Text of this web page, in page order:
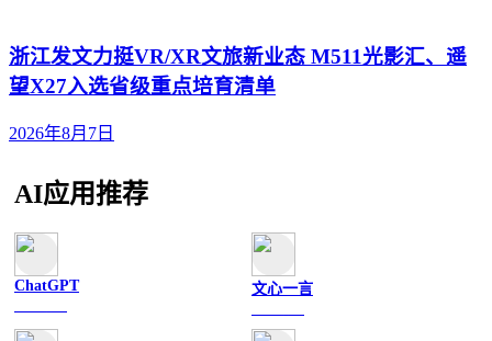
浙江发文力挺VR/XR文旅新业态 M511光影汇、遥
望X27入选省级重点培育清单
2026年8月7日
AI应用推荐
ChatGPT 文心一言